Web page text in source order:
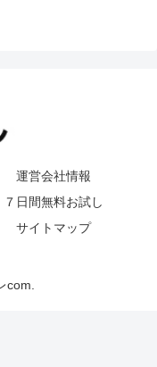
運営会社情報
７日間無料お試し
サイトマップ
com.